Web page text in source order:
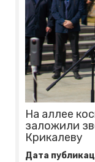
На аллее
заложили
Крикалеву
Дата